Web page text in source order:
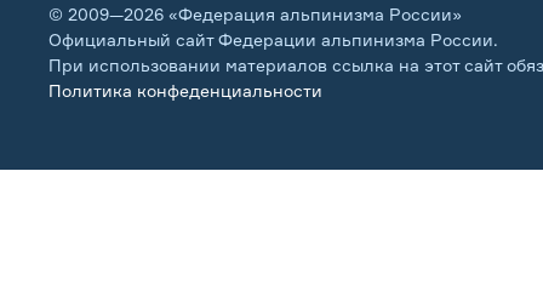
© 2009—2026 «Федерация альпинизма России»
Официальный сайт Федерации альпинизма России.
При использовании материалов ссылка на этот сайт
Политика конфеденциальности